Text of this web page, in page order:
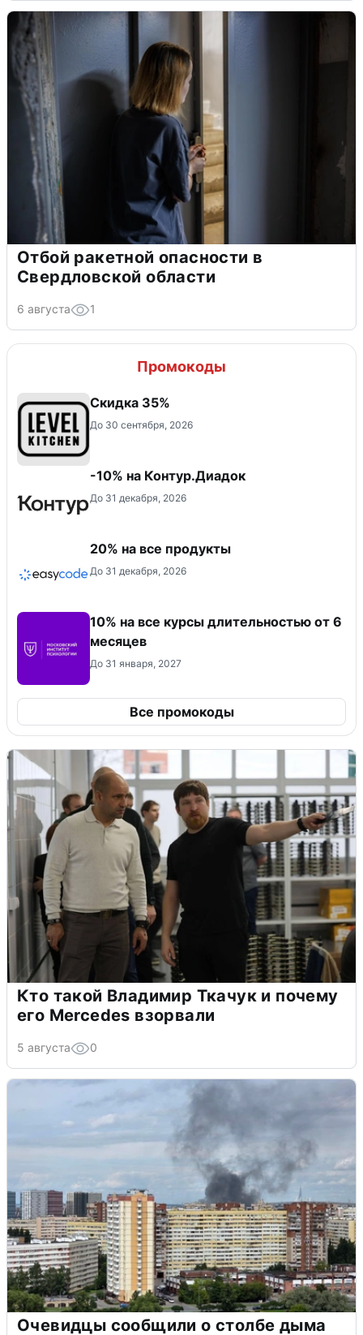
Отбой ракетной опасности в
Свердловской области
6 августа 1
Промокоды
Скидка 35%
До 30 сентября, 2026
-10% на Контур.Диадок
До 31 декабря, 2026
20% на все продукты
До 31 декабря, 2026
10% на все курсы длительностью от 6
месяцев
До 31 января, 2027
Все промокоды
Кто такой Владимир Ткачук и почему
его Mercedes взорвали
5 августа 0
Очевидцы сообщили о столбе дыма